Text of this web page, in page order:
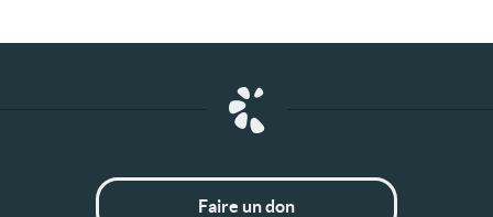
Faire un don